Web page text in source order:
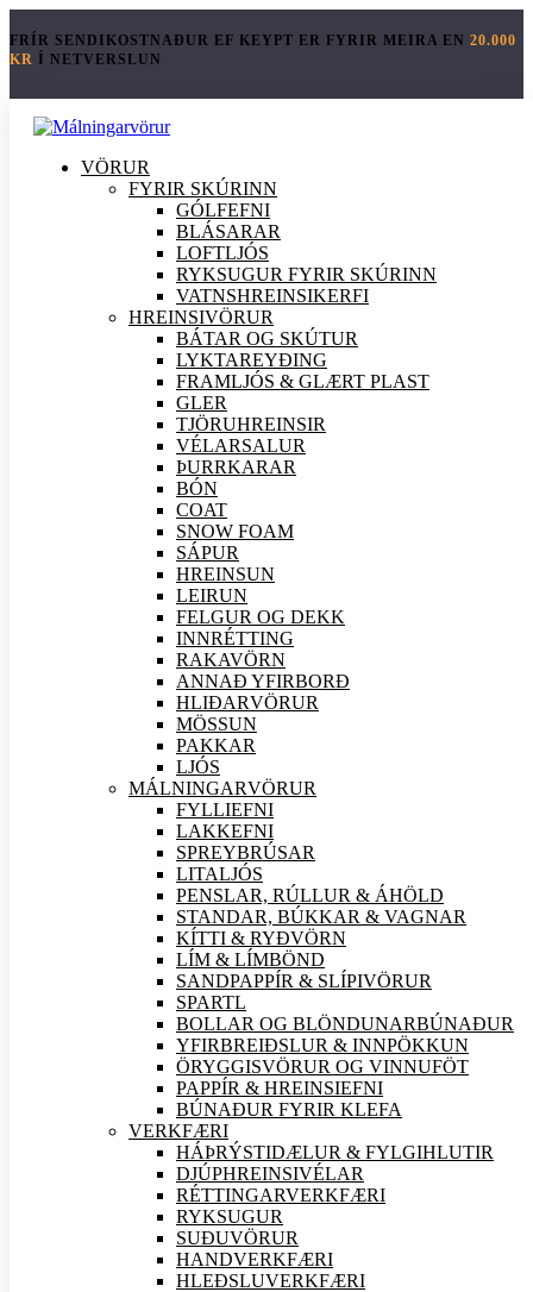
FRÍR SENDIKOSTNAÐUR EF KEYPT ER FYRIR MEIRA EN 20.000
KR Í NETVERSLUN
VÖRUR
FYRIR SKÚRINN
GÓLFEFNI
BLÁSARAR
LOFTLJÓS
RYKSUGUR FYRIR SKÚRINN
VATNSHREINSIKERFI
HREINSIVÖRUR
BÁTAR OG SKÚTUR
LYKTAREYÐING
FRAMLJÓS & GLÆRT PLAST
GLER
TJÖRUHREINSIR
VÉLARSALUR
ÞURRKARAR
BÓN
COAT
SNOW FOAM
SÁPUR
HREINSUN
LEIRUN
FELGUR OG DEKK
INNRÉTTING
RAKAVÖRN
ANNAÐ YFIRBORÐ
HLIÐARVÖRUR
MÖSSUN
PAKKAR
LJÓS
MÁLNINGARVÖRUR
FYLLIEFNI
LAKKEFNI
SPREYBRÚSAR
LITALJÓS
PENSLAR, RÚLLUR & ÁHÖLD
STANDAR, BÚKKAR & VAGNAR
KÍTTI & RYÐVÖRN
LÍM & LÍMBÖND
SANDPAPPÍR & SLÍPIVÖRUR
SPARTL
BOLLAR OG BLÖNDUNARBÚNAÐUR
YFIRBREIÐSLUR & INNPÖKKUN
ÖRYGGISVÖRUR OG VINNUFÖT
PAPPÍR & HREINSIEFNI
BÚNAÐUR FYRIR KLEFA
VERKFÆRI
HÁÞRÝSTIDÆLUR & FYLGIHLUTIR
DJÚPHREINSIVÉLAR
RÉTTINGARVERKFÆRI
RYKSUGUR
SUÐUVÖRUR
HANDVERKFÆRI
HLEÐSLUVERKFÆRI